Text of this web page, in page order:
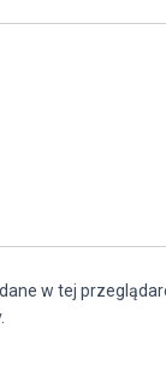
w tej